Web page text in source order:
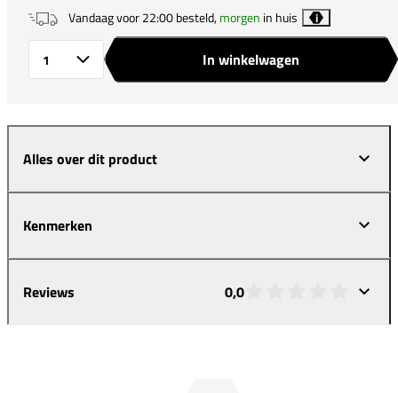
Vandaag voor 22:00 besteld,morgen in huis i
In winkelwagen
Alles over dit product
Kenmerken
Reviews 0,0